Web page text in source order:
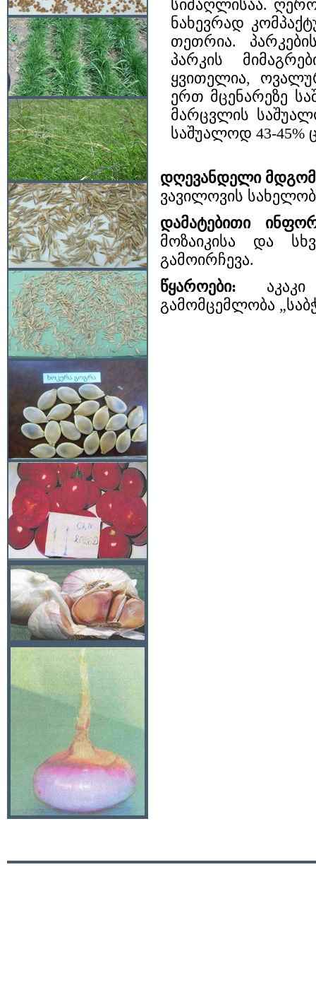
სიმაღლისაა.
ნახევრად
თეთრია.
პარკის
ყვითელია,
ერთ მცენარეზე
მარცვლის
საშუალოდ 43-45%
დღევანდელი
ვავილოვის
დამატებითი
მოზაიკისა და
გამოირჩევა.
წყაროები: აკაკი
გამომცემლობა